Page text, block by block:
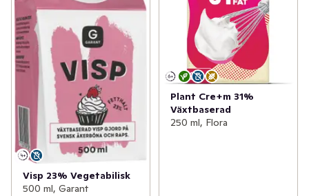
Visp 23% Vegetabilisk
500 ml, Garant
Plant Cre+m 31%
Växtbaserad
250 ml, Flora